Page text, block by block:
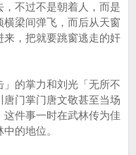
不过不是朝着人，而是
梁间弹飞，而后从天窗
，把就要跳窗逃走的奸
的掌力和刘光「无所不
门掌门唐文敬甚至当场
件事一时在武林传为佳
的地位。